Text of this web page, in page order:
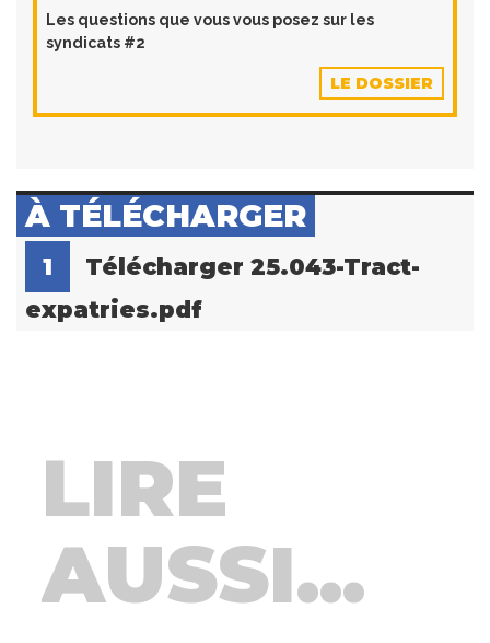
Les questions que vous vous posez sur les
syndicats #2
LE DOSSIER
À TÉLÉCHARGER
1
Télécharger 25.043-Tract-
expatries.pdf
LIRE
AUSSI...